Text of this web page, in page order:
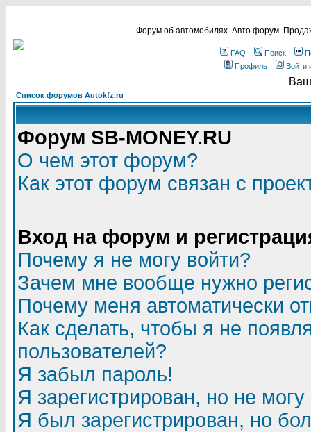
Форум об автомобилях. Авто форум.
FAQ Поиск
Профиль
Войти
Список форумов Autokfz.ru
Форум SB-MONEY.RU
О чем этот форум?
Как этот форум связан с
Вход на форум и
Почему я не могу войти?
Зачем мне вообще нужно
Почему меня автоматически
Как сделать, чтобы я не
пользователей?
Я забыл пароль!
Я зарегистрирован, но не могу
Я был зарегистрирован, но